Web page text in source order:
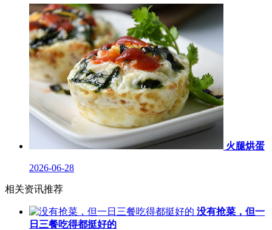
火腿烘蛋
2026-06-28
相关资讯推荐
没有抢菜，但一
日三餐吃得都挺好的